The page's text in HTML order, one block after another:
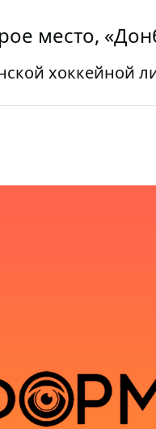
место,
хоккейной